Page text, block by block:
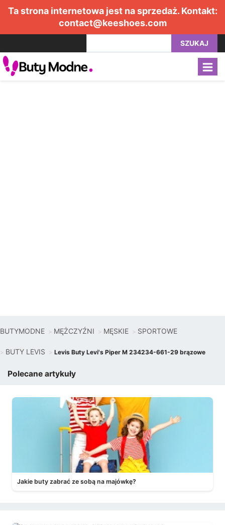
Ta strona internetowa jest na sprzedaż. Kontakt:
contact@keeshoes.com
SZUKAJ
BUTYMODNE MĘŻCZYŹNI MĘSKIE SPORTOWE
BUTY LEVIS Levis Buty Levi's Piper M 234234-661-29 brązowe
Polecane artykuły
Jakie buty zabrać ze sobą na majówkę?